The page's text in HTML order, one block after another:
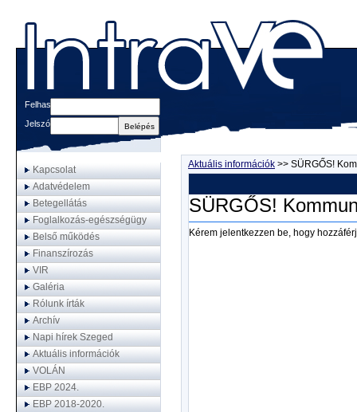
Felhasználónév
Jelszó
Kapcsolat
Adatvédelem
Betegellátás
Foglalkozás-egészségügy
Belső működés
Finanszírozás
VIR
Galéria
Rólunk írták
Archív
Napi hírek Szeged
Aktuális információk
VOLÁN
EBP 2024.
EBP 2018-2020.
Aktuális információk >> SÜRGŐS!
SÜRGŐS!
Kérem jelentkezzen be, hogy